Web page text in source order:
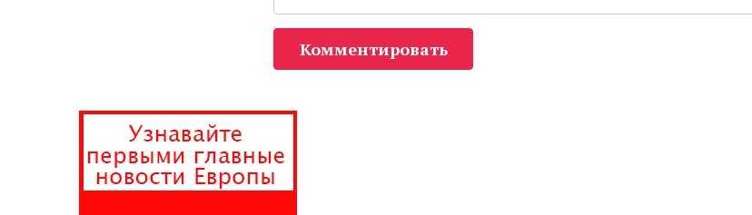
Комментировать